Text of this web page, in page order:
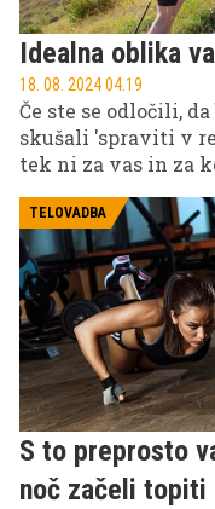
Idealna oblika
18. 08. 2024 04.19
Če ste se odločili,
skušali 'spraviti v
tek ni za vas in za
hrib in nordijska
učinkovito obliko
sčasoma
kilogramov.
TELOVADBA
S to preprosto
noč začeli topiti